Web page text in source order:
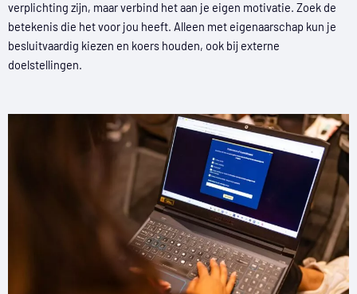
verplichting zijn, maar verbind het aan je eigen motivatie. Zoek de
betekenis die het voor jou heeft. Alleen met eigenaarschap kun je
besluitvaardig kiezen en koers houden, ook bij externe
doelstellingen.